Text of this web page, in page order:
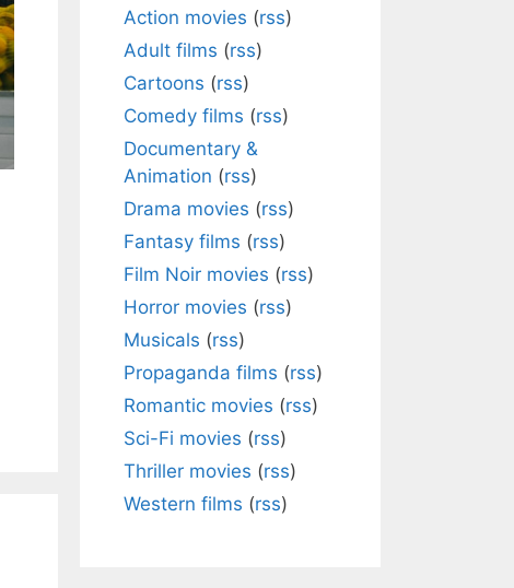
Action movies (rss)
Adult films (rss)
Cartoons (rss)
Comedy films (rss)
Documentary &
Animation (rss)
Drama movies (rss)
Fantasy films (rss)
Film Noir movies (rss)
Horror movies (rss)
Musicals (rss)
Propaganda films (rss)
Romantic movies (rss)
Sci-Fi movies (rss)
Thriller movies (rss)
Western films (rss)